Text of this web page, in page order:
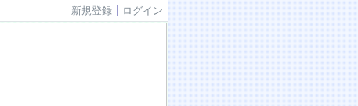
新規登録 ログイン